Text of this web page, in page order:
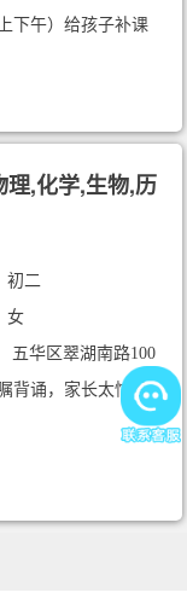
下午）给孩子补课
,化学,生物,历
初二
女
五华区翠湖南路100
栋
背诵，家长太忙没